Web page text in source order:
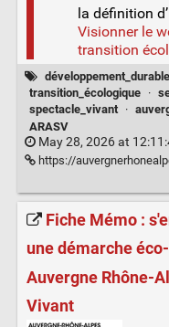
la définition
Visionner le
transition
développement_durable
transition_écologique
·
spectacle_vivant
·
ARASV
May 28, 2026 at
https://auvergnerhonealpes-spectaclevivant.fr/
Fiche Mémo :
une démarche
Auvergne Rhône-
Vivant